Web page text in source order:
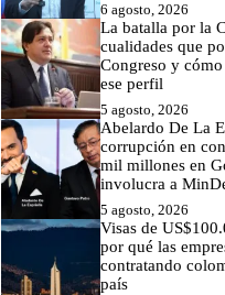
6 agosto, 2026
La batalla por la
cualidades que
Congreso y
ese perfil
5 agosto, 2026
Abelardo De La
corrupción en
mil millones en
involucra a
5 agosto, 2026
Visas de
por qué las
contratando
país